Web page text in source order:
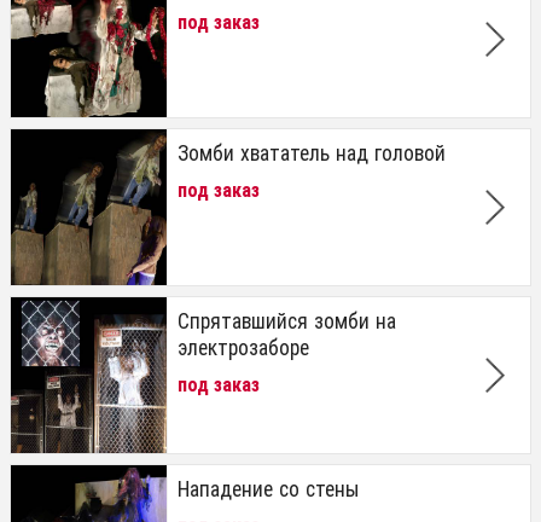
под заказ
Зомби хвататель над головой
под заказ
Спрятавшийся зомби на
электрозаборе
под заказ
Нападение со стены